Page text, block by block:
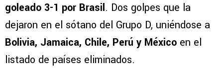
goleado 3-1 por Brasil. Dos golpes que la
dejaron en el sótano del Grupo D, uniéndose a
Bolivia, Jamaica, Chile, Perú y México en el
listado de países eliminados.